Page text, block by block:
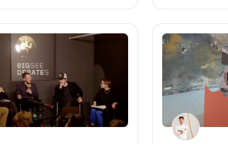
Ennek kapcsán az
vele interjút
kettő magyar